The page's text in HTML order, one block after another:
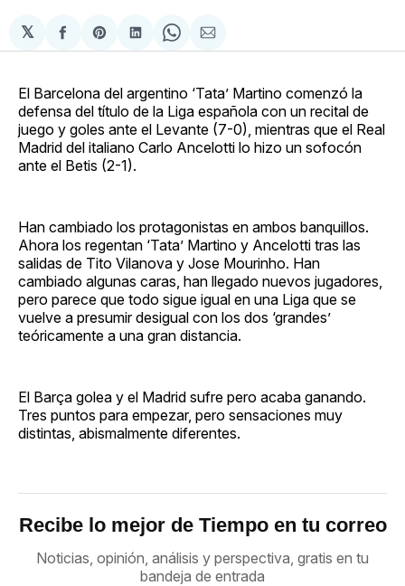
𝕏
Compartir
en
Share
on
Compartir
en
Share
on
Compartir
via
El Barcelona del argentino ‘Tata’ Martino comenzó la
defensa del título de la Liga española con un recital de
juego y goles ante el Levante (7-0), mientras que el Real
Madrid del italiano Carlo Ancelotti lo hizo un sofocón
ante el Betis (2-1).
Han cambiado los protagonistas en ambos banquillos.
Ahora los regentan ‘Tata’ Martino y Ancelotti tras las
salidas de Tito Vilanova y Jose Mourinho. Han
cambiado algunas caras, han llegado nuevos jugadores,
pero parece que todo sigue igual en una Liga que se
vuelve a presumir desigual con los dos ‘grandes’
teóricamente a una gran distancia.
El Barça golea y el Madrid sufre pero acaba ganando.
Tres puntos para empezar, pero sensaciones muy
distintas, abismalmente diferentes.
Recibe lo mejor de Tiempo en tu correo
Noticias, opinión, análisis y perspectiva, gratis en tu
bandeja de entrada